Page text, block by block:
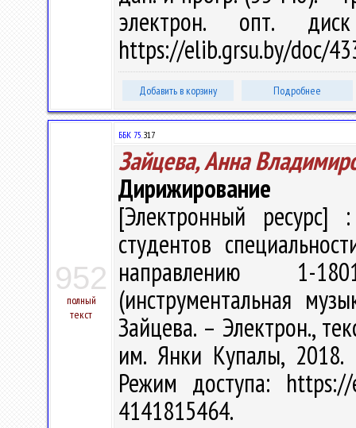
электрон. опт.
https://elib.grsu.by/doc/
Добавить в корзину Подробнее
952
полный
текст
ББК 75.З17
Зайцева, Анна
Дирижирование
[Электронный ресурс]
студентов
направлению 1-
(инструментальная
Зайцева. – Электрон.,
им. Янки Купалы, 2018.
Режим доступа:
4141815464.